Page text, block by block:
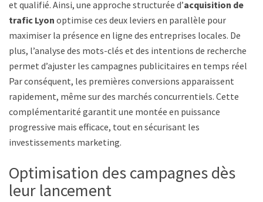
et qualifié. Ainsi, une approche structurée d’acquisition de
trafic Lyon optimise ces deux leviers en parallèle pour
maximiser la présence en ligne des entreprises locales. De
plus, l’analyse des mots-clés et des intentions de recherche
permet d’ajuster les campagnes publicitaires en temps réel.
Par conséquent, les premières conversions apparaissent
rapidement, même sur des marchés concurrentiels. Cette
complémentarité garantit une montée en puissance
progressive mais efficace, tout en sécurisant les
investissements marketing.
Optimisation des campagnes dès
leur lancement